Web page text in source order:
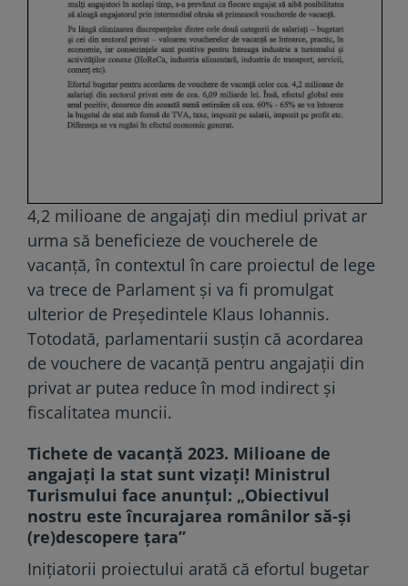
4,2 milioane de angajați din mediul privat ar
urma să beneficieze de voucherele de
vacanță, în contextul în care proiectul de lege
va trece de Parlament și va fi promulgat
ulterior de Președintele Klaus Iohannis.
Totodată, parlamentarii susțin că acordarea
de vouchere de vacanță pentru angajații din
privat ar putea reduce în mod indirect și
fiscalitatea muncii.
Tichete de vacanţă 2023. Milioane de
angajaţi la stat sunt vizaţi! Ministrul
Turismului face anunţul: „Obiectivul
nostru este încurajarea românilor să-şi
(re)descopere ţara”
Inițiatorii proiectului arată că efortul bugetar